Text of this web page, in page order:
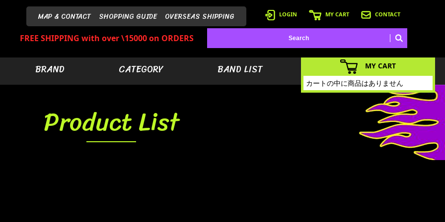
MAP & CONTACT SHOPPING GUIDE OVERSEAS SHIPPING LOGIN MY CART CONTACT
FREE SHIPPING with over \15000 on ORDERS
BRAND CATEGORY BAND LIST
Product List
MY CART
カートの中に商品はありません